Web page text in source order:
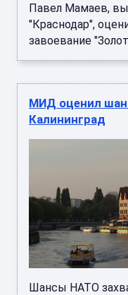
Павел Мамаев,
"Краснодар",
завоевание
МИД оценил
Калининград
Шансы НАТО